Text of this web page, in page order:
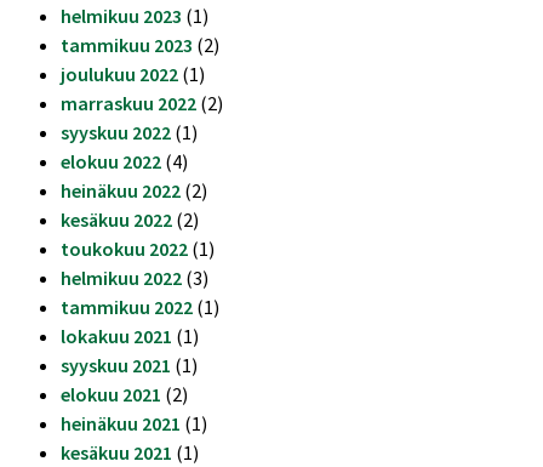
helmikuu 2023 (1)
tammikuu 2023 (2)
joulukuu 2022 (1)
marraskuu 2022 (2)
syyskuu 2022 (1)
elokuu 2022 (4)
heinäkuu 2022 (2)
kesäkuu 2022 (2)
toukokuu 2022 (1)
helmikuu 2022 (3)
tammikuu 2022 (1)
lokakuu 2021 (1)
syyskuu 2021 (1)
elokuu 2021 (2)
heinäkuu 2021 (1)
kesäkuu 2021 (1)